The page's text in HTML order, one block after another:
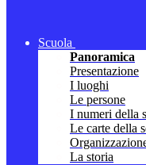
Scuola
Panoramica
Presentazione
I luoghi
Le persone
I numeri della
Le carte della
La storia